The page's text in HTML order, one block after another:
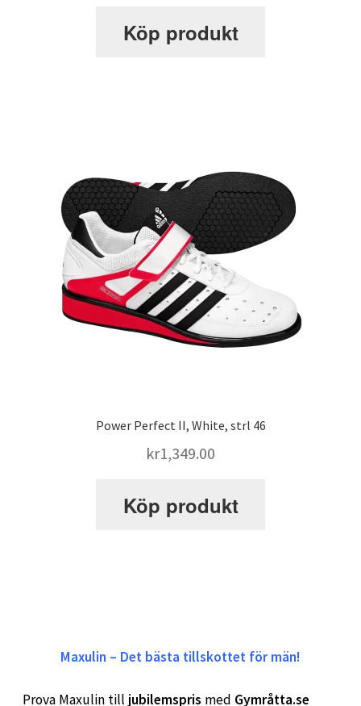
Köp produkt
Power Perfect II, White, strl 46
kr1,349.00
Köp produkt
Maxulin – Det bästa tillskottet för män!
Prova Maxulin till jubilemspris med Gymråtta.se